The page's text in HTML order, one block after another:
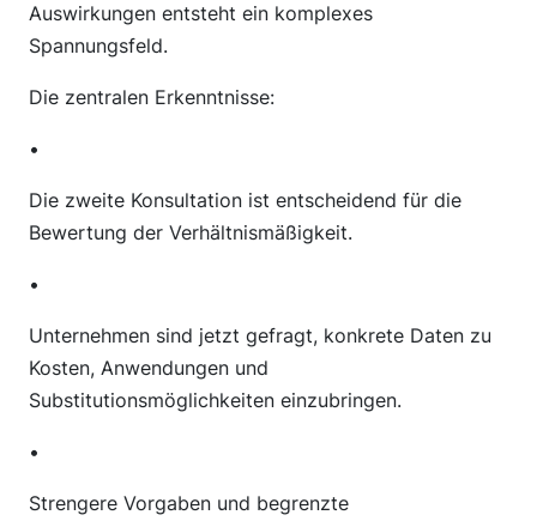
Auswirkungen entsteht ein komplexes
Spannungsfeld.
Die zentralen Erkenntnisse:
•
Die zweite Konsultation ist entscheidend für die
Bewertung der Verhältnismäßigkeit.
•
Unternehmen sind jetzt gefragt, konkrete Daten zu
Kosten, Anwendungen und
Substitutionsmöglichkeiten einzubringen.
•
Strengere Vorgaben und begrenzte